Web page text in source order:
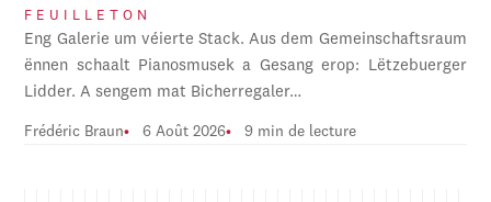
FEUILLETON
Eng Galerie um véierte Stack. Aus dem Gemeinschaftsraum
ënnen schaalt Pianosmusek a Gesang erop: Lëtzebuerger
Lidder. A sengem mat Bicherregaler…
Frédéric Braun 6 Août 2026 9 min de lecture